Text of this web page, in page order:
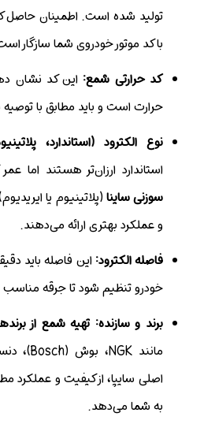
تولید شده است. اطمینان حاصل
با کد موتور خودروی شما سازگار
کد حرارتی شمع: این کد نشان
حرارت است و باید مطابق با
نوع الکترود (استاندارد،
استاندارد ارزان‌تر هستند اما عمر
سوزنی ساینا(پلاتینیوم یا
و عملکرد بهتری ارائه می‌دهند.
فاصله الکترود: این فاصله باید
خودرو تنظیم شود تا جرقه مناسب
برند و سازنده: تهیه شمع از
اصلی سایپا، از کیفیت و عملکرد
به شما می‌دهد.